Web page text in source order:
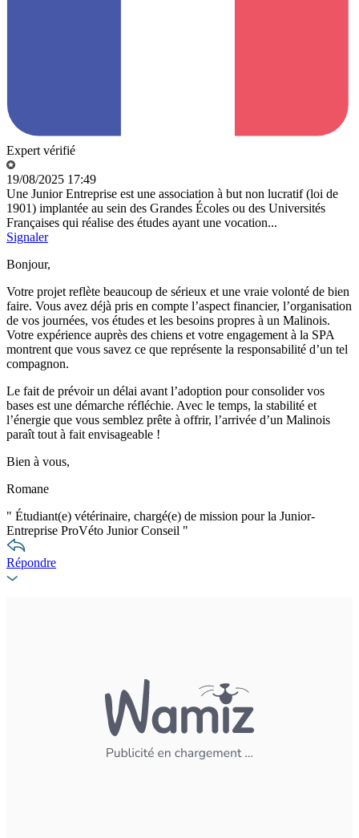
Expert vérifié
19/08/2025 17:49
Une Junior Entreprise est une association à but non lucratif (loi de
1901) implantée au sein des Grandes Écoles ou des Universités
Françaises qui réalise des études ayant une vocation...
Signaler
Bonjour,
Votre projet reflète beaucoup de sérieux et une vraie volonté de bien
faire. Vous avez déjà pris en compte l’aspect financier, l’organisation
de vos journées, vos études et les besoins propres à un Malinois.
Votre expérience auprès des chiens et votre engagement à la SPA
montrent que vous savez ce que représente la responsabilité d’un tel
compagnon.
Le fait de prévoir un délai avant l’adoption pour consolider vos
bases est une démarche réfléchie. Avec le temps, la stabilité et
l’énergie que vous semblez prête à offrir, l’arrivée d’un Malinois
paraît tout à fait envisageable !
Bien à vous,
Romane
" Étudiant(e) vétérinaire, chargé(e) de mission pour la Junior-
Entreprise ProVéto Junior Conseil "
Répondre